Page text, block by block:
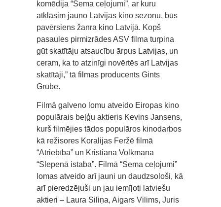
komēdija “Sema ceļojumi”, ar kuru
atklāsim jauno Latvijas kino sezonu, būs
pavērsiens žanra kino Latvijā. Kopš
pasaules pirmizrādes ASV filma turpina
gūt skatītāju atsaucību ārpus Latvijas, un
ceram, ka to atzinīgi novērtēs arī Latvijas
skatītāji,” tā filmas producents Gints
Grūbe.
Filmā galveno lomu atveido Eiropas kino
populārais beļģu aktieris Kevins Jansens,
kurš filmējies tādos populāros kinodarbos
kā režisores Koralijas Feržē filmā
“Atriebība” un Kristiana Volkmana
“Slepenā istaba”. Filmā “Sema ceļojumi”
lomas atveido arī jauni un daudzsološi, kā
arī pieredzējuši un jau iemīļoti latviešu
aktieri – Laura Siliņa, Aigars Vilims, Juris